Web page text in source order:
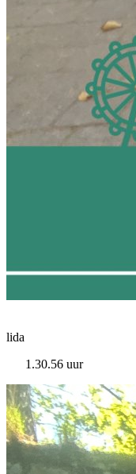
lida
1.30.56 uur